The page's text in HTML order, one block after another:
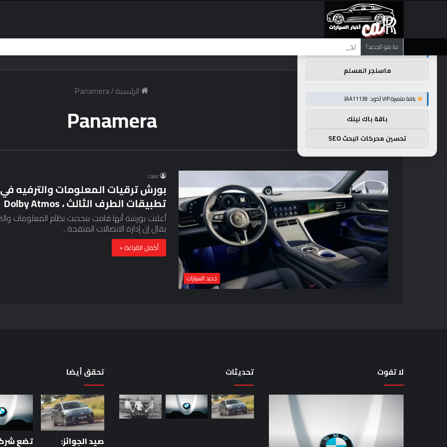
ما هو الجديد؟ تضع شركة BMW منافستها من الفئة G في حالة انتظار مع وصول الرياح المعاكسة في الصين إلى موطنها
الرئيسية/
Panamera
Panamera
جديد السيارات
caar
تطبيقات الطرف الثالث ، Dolby Atmos
يقال إن إدارة الاتصالات المنقحة…
أكمل القراءة »
لا تفوت
تضع
منافستها
من
لماذا
من
حقيقة
اختبار
السيارة:
تحديثات تحقق أيضا
صيد الجوائز:
توصيات :
باقة متميزة VIP (كود: AA26790):
ماسنجر المسلم
باقة متميزة VIP (كود: AA11138):
باقة باك لينك
تحسين محركات البحث SEO